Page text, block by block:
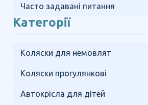
Часто задавані питання
Категорії
Коляски для немовлят
Коляски прогулянкові
Автокрісла для дітей